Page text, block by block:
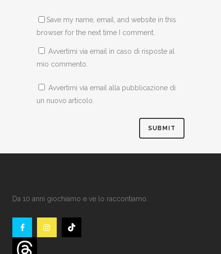
Save my name, email, and website in this
browser for the next time I comment.
Avvertimi via email in caso di risposte al
mio commento.
Avvertimi via email alla pubblicazione di
un nuovo articolo.
Da 10 anni giochiamo e ve lo raccontiamo.